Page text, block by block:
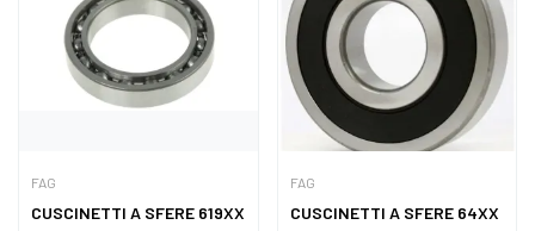
FAG
CUSCINETTI A SFERE 619XX
FAG
CUSCINETTI A SFERE 64XX